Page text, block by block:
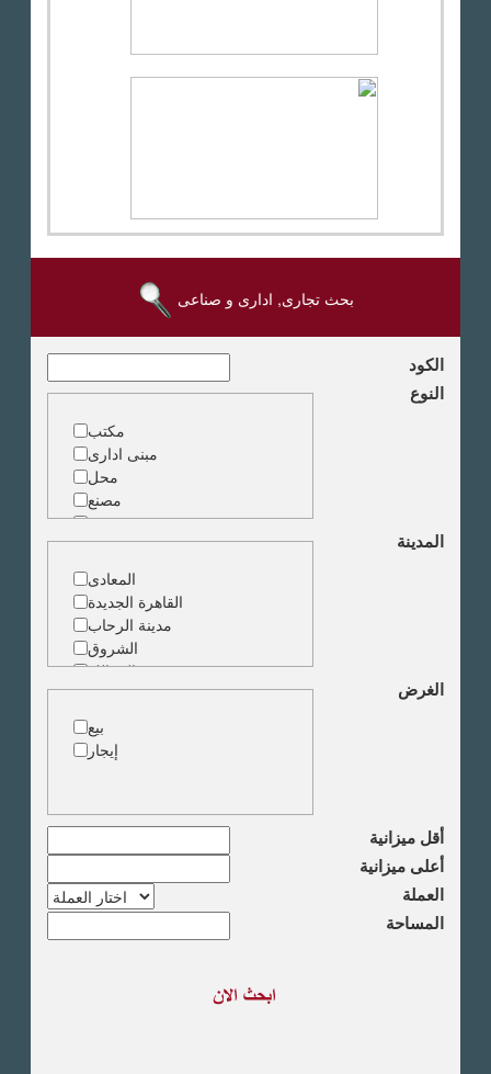
بحث تجارى, ادارى و صناعى
الكود
النوع
مكتب
مبنى ادارى
محل
مصنع
مخزن
ارض خدمات
المدينة
المعادى
القاهرة الجديدة
مدينة الرحاب
الشروق
الزمالك
جاردن سيتى
دقى
المهندسين
الجيزة
وسط البلد
مصر الجديدة
مدينة نصر
السادس من اكتوبر
الشيخ زايد
الصحراوى
الغرض
بيع
إيجار
أقل ميزانية
أعلى ميزانية
العملة
المساحة